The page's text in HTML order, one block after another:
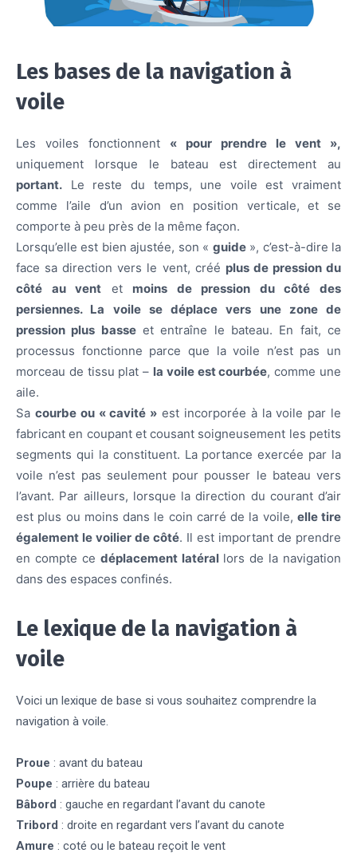
Les bases de la navigation à
voile
Les voiles fonctionnent « pour prendre le vent »,
uniquement lorsque le bateau est directement au
portant. Le reste du temps, une voile est vraiment
comme l’aile d’un avion en position verticale, et se
comporte à peu près de la même façon.
Lorsqu’elle est bien ajustée, son « guide», c’est-à-dire la
face sa direction vers le vent, créé plus de pression du
côté au vent et moins de pression du côté des
persiennes. La voile se déplace vers une zone de
pression plus basseet entraîne le bateau. En fait, ce
processus fonctionne parce que la voile n’est pas un
morceau de tissu plat – la voile est courbée, comme une
aile.
Sa courbe ou « cavité » est incorporée à la voile par le
fabricant en coupant et cousant soigneusement les petits
segments qui la constituent. La portance exercée par la
voile n’est pas seulement pour pousser le bateau vers
l’avant. Par ailleurs, lorsque la direction du courant d’air
est plus ou moins dans le coin carré de la voile, elle tire
également le voilier de côté. Il est important de prendre
en compte ce déplacement latérallors de la navigation
dans des espaces confinés.
Le lexique de la navigation à
voile
Voici un lexique de base si vous souhaitez comprendre la
navigation à voile.
Proue : avant du bateau
Poupe : arrière du bateau
Bâbord : gauche en regardant l’avant du canote
Tribord : droite en regardant vers l’avant du canote
Amure : coté ou le bateau reçoit le vent